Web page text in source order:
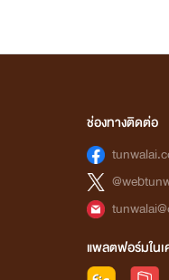
ช่องทางติดต่อ
แพลตฟอร์มในเ